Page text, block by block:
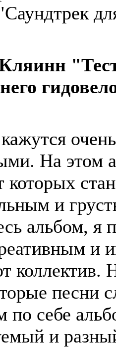
На этом
и
альбом, я
и
коллектив.
песни
по себе
и